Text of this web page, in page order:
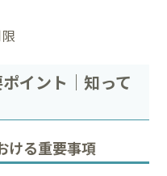
イント｜知って
ける重要事項